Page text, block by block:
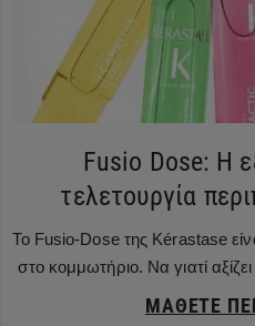
Fusio Dose: Η
τελετουργία
Το Fusio-Dose της Kérastase
στο κομμωτήριο. Να γιατί
ΜΆΘΕΤΕ